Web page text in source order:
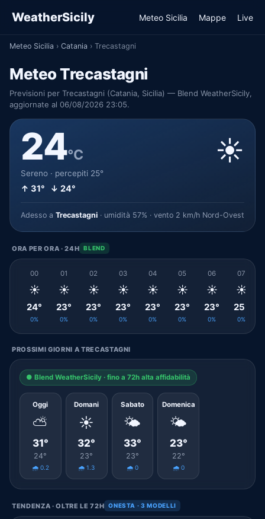
WeatherSicily Meteo Sicilia Mappe Live
Meteo Sicilia › Catania › Trecastagni
Meteo Trecastagni
Previsioni per Trecastagni (Catania, Sicilia) — Blend WeatherSicily,
aggiornate al 06/08/2026 23:05.
24°C
Sereno · percepiti 25°
↑ 31° ↓ 24°
☀️
Adesso a Trecastagni · umidità 57% · vento 2 km/h Nord-Ovest
ORA PER ORA · 24H BLEND
00
☀️
24°
0%
01
☀️
23°
0%
02
☀️
23°
0%
03
☀️
23°
0%
04
☀️
23°
0%
05
☀️
23°
0%
06
☀️
23°
0%
07
☀️
25°
0%
PROSSIMI GIORNI A TRECASTAGNI
● Blend WeatherSicily · fino a 72h alta affidabilità
Oggi
⛅
31°
24°
🌧️ 0.2
Domani
☀️
32°
23°
🌧️ 1.3
Sabato
🌤️
33°
23°
🌧️ 0
Domenica
🌤️
23°
22°
🌧️ 0
TENDENZA · OLTRE LE 72H ONESTA · 3 MODELLI